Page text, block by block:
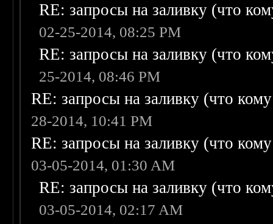
RE: запросы на заливку (что
02-25-2014, 08:25 PM
RE: запросы на заливку (что
25-2014, 08:46 PM
RE: запросы на заливку (что
28-2014, 10:41 PM
RE: запросы на заливку (что
03-05-2014, 01:30 AM
RE: запросы на заливку (что
03-05-2014, 02:17 AM